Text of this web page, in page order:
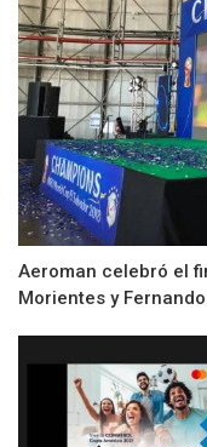
Aeroman celebró el
Morientes y